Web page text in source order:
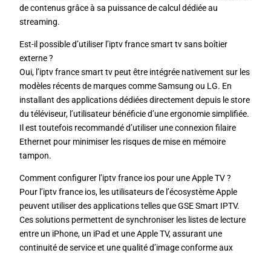
de contenus grâce à sa puissance de calcul dédiée au
streaming.
Est-il possible d’utiliser l’iptv france smart tv sans boîtier
externe ?
Oui, l’iptv france smart tv peut être intégrée nativement sur les
modèles récents de marques comme Samsung ou LG. En
installant des applications dédiées directement depuis le store
du téléviseur, l’utilisateur bénéficie d’une ergonomie simplifiée.
Il est toutefois recommandé d’utiliser une connexion filaire
Ethernet pour minimiser les risques de mise en mémoire
tampon.
Comment configurer l’iptv france ios pour une Apple TV ?
Pour l’iptv france ios, les utilisateurs de l’écosystème Apple
peuvent utiliser des applications telles que GSE Smart IPTV.
Ces solutions permettent de synchroniser les listes de lecture
entre un iPhone, un iPad et une Apple TV, assurant une
continuité de service et une qualité d’image conforme aux